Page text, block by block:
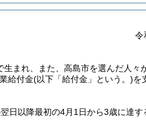
令
まれ、また、高島市を選んだ人々
給付金(以下「給付金」という。)を
日以降最初の4月1日から3歳に達す